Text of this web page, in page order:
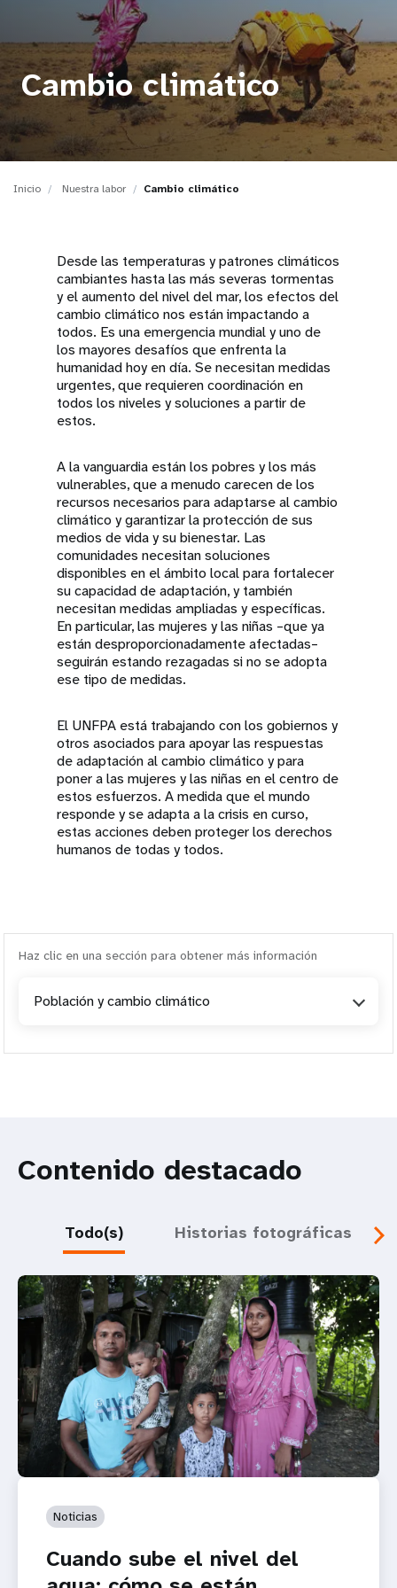
t
i
o
n
Cambio climático
Inicio Nuestra labor Cambio climático
Desde las temperaturas y patrones climáticos
cambiantes hasta las más severas tormentas
y el aumento del nivel del mar, los efectos del
cambio climático nos están impactando a
todos. Es una emergencia mundial y uno de
los mayores desafíos que enfrenta la
humanidad hoy en día. Se necesitan medidas
urgentes, que requieren coordinación en
todos los niveles y soluciones a partir de
estos.
A la vanguardia están los pobres y los más
vulnerables, que a menudo carecen de los
recursos necesarios para adaptarse al cambio
climático y garantizar la protección de sus
medios de vida y su bienestar. Las
comunidades necesitan soluciones
disponibles en el ámbito local para fortalecer
su capacidad de adaptación, y también
necesitan medidas ampliadas y específicas.
En particular, las mujeres y las niñas –que ya
están desproporcionadamente afectadas–
seguirán estando rezagadas si no se adopta
ese tipo de medidas.
El UNFPA está trabajando con los gobiernos y
otros asociados para apoyar las respuestas
de adaptación al cambio climático y para
poner a las mujeres y las niñas en el centro de
estos esfuerzos. A medida que el mundo
responde y se adapta a la crisis en curso,
estas acciones deben proteger los derechos
humanos de todas y todos.
Haz clic en una sección para obtener más información
Población y cambio climático
Contenido destacado
Todo(s) Historias fotográficas
Noticias
Cuando sube el nivel del